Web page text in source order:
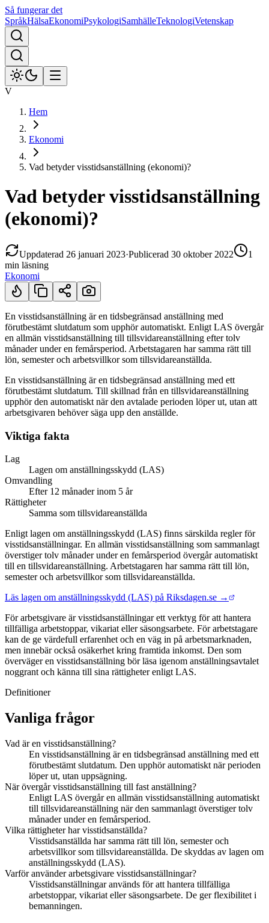
Så fungerar det
SpråkHälsaEkonomiPsykologiSamhälleTeknologiVetenskap
V
Hem
Ekonomi
Vad betyder visstidsanställning (ekonomi)?
Vad betyder visstidsanställning
(ekonomi)?
Uppdaterad 26 januari 2023·Publicerad 30 oktober 2022
1
min läsning
Ekonomi
Kort svar
En visstidsanställning är en tidsbegränsad anställning med
förutbestämt slutdatum som upphör automatiskt. Enligt LAS övergår
en allmän visstidsanställning till tillsvidareanställning efter tolv
månader under en femårsperiod. Arbetstagaren har samma rätt till
lön, semester och arbetsvillkor som tillsvidareanställda.
En visstidsanställning är en tidsbegränsad anställning med ett
förutbestämt slutdatum. Till skillnad från en tillsvidareanställning
upphör den automatiskt när den avtalade perioden löper ut, utan att
arbetsgivaren behöver säga upp den anställde.
Viktiga fakta
Lag
Lagen om anställningsskydd (LAS)
Omvandling
Efter 12 månader inom 5 år
Rättigheter
Samma som tillsvidareanställda
Enligt lagen om anställningsskydd (LAS) finns särskilda regler för
visstidsanställningar. En allmän visstidsanställning som sammanlagt
överstiger tolv månader under en femårsperiod övergår automatiskt
till en tillsvidareanställning. Arbetstagaren har samma rätt till lön,
semester och arbetsvillkor som tillsvidareanställda.
Läs lagen om anställningsskydd (LAS) på Riksdagen.se →
För arbetsgivare är visstidsanställningar ett verktyg för att hantera
tillfälliga arbetstoppar, vikariat eller säsongsarbete. För arbetstagare
kan de ge värdefull erfarenhet och en väg in på arbetsmarknaden,
men innebär också osäkerhet kring framtida inkomst. Den som
överväger en visstidsanställning bör läsa igenom anställningsavtalet
noggrant och känna till sina rättigheter enligt LAS.
Definitioner
Vanliga frågor
Vad är en visstidsanställning?
En visstidsanställning är en tidsbegränsad anställning med ett
förutbestämt slutdatum. Den upphör automatiskt när perioden
löper ut, utan uppsägning.
När övergår visstidsanställning till fast anställning?
Enligt LAS övergår en allmän visstidsanställning automatiskt
till tillsvidareanställning när den sammanlagt överstiger tolv
månader under en femårsperiod.
Vilka rättigheter har visstidsanställda?
Visstidsanställda har samma rätt till lön, semester och
arbetsvillkor som tillsvidareanställda. De skyddas av lagen om
anställningsskydd (LAS).
Varför använder arbetsgivare visstidsanställningar?
Visstidsanställningar används för att hantera tillfälliga
arbetstoppar, vikariat eller säsongsarbete. De ger flexibilitet i
bemanningen.